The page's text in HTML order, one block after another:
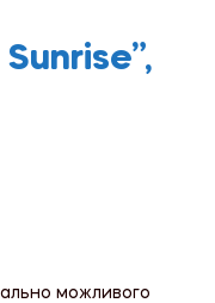
можливого